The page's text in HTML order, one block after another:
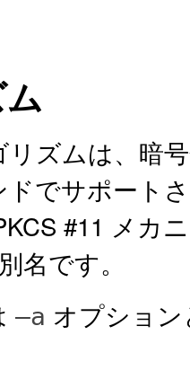
ズムは、暗
でサポート
#11 メカ
名です。
–a オプショ